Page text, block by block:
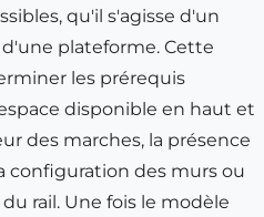
qu'il s'agisse d'un
plateforme. Cette
les prérequis
disponible en haut et
des marches, la présence
configuration des murs ou
rail. Une fois le modèle